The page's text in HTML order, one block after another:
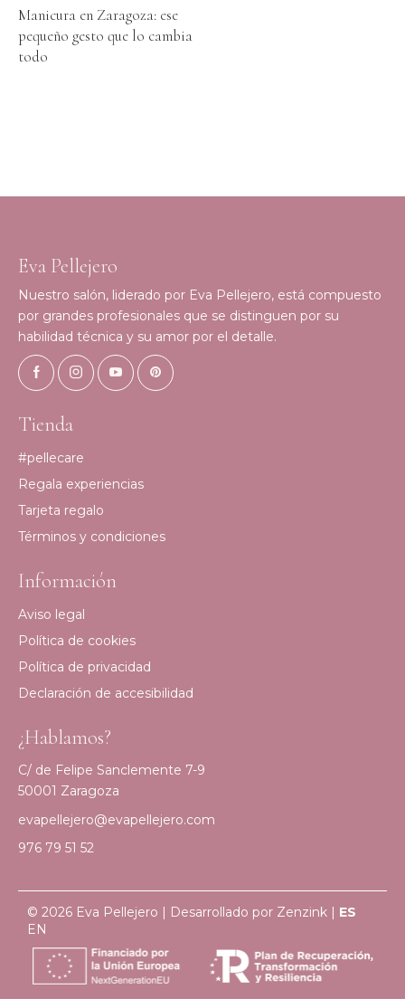
Manicura en Zaragoza: ese
pequeño gesto que lo cambia
todo
Eva Pellejero
Nuestro salón, liderado por Eva Pellejero, está compuesto
por grandes profesionales que se distinguen por su
habilidad técnica y su amor por el detalle.
Tienda
#pellecare
Regala experiencias
Tarjeta regalo
Términos y condiciones
Información
Aviso legal
Política de cookies
Política de privacidad
Declaración de accesibilidad
¿Hablamos?
C/ de Felipe Sanclemente 7-9
50001 Zaragoza
evapellejero@evapellejero.com
976 79 51 52
© 2026 Eva Pellejero | Desarrollado por Zenzink | ES
EN